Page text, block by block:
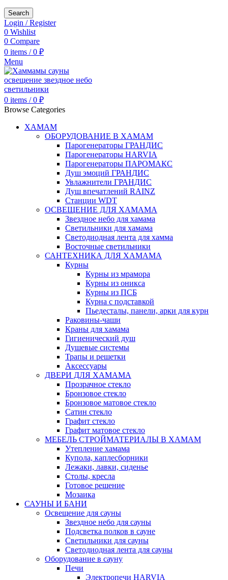
Search
Login / Register
0 Wishlist
0 Compare
0 items / 0 ₽
Menu
0 items / 0 ₽
Browse Categories
ХАМАМ
ОБОРУДОВАНИЕ В ХАМАМ
Парогенераторы ГРАНДИС
Парогенераторы HARVIA
Парогенераторы ПАРОМАКС
Душ эмоций ГРАНДИС
Увлажнители ГРАНДИС
Душ впечатлений RAINZ
Станции WDT
ОСВЕЩЕНИЕ ДЛЯ ХАМАМА
Звездное небо для хамама
Светильники для хамама
Светодиодная лента для хамма
Восточные светильники
САНТЕХНИКА ДЛЯ ХАМАМА
Курны
Курны из мрамора
Курны из оникса
Курны из ПСБ
Курна с подставкой
Пьедесталы, панели, арки для курн
Раковины-чаши
Краны для хамама
Гигиенический душ
Душевые системы
Трапы и решетки
Аксессуары
ДВЕРИ ДЛЯ ХАМАМА
Прозрачное стекло
Бронзовое стекло
Бронзовое матовое стекло
Сатин стекло
Графит стекло
Графит матовое стекло
МЕБЕЛЬ СТРОЙМАТЕРИАЛЫ В ХАМАМ
Утепление хамама
Купола, каплесборники
Лежаки, лавки, сиденье
Столы, кресла
Готовое решение
Мозаика
САУНЫ И БАНИ
Освещение для сауны
Звездное небо для сауны
Подсветка полков в сауне
Светильники для сауны
Светодиодная лента для сауны
Оборудование в сауну
Печи
Электропечи HARVIA